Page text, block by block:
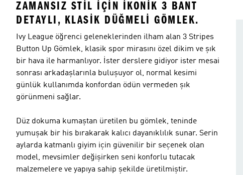
ZAMANSIZ STIL IÇIN IKONIK 3 BANT
DETAYLI, KLASIK DÜĞMELI GÖMLEK.
Ivy League öğrenci geleneklerinden ilham alan 3 Stripes
Button Up Gömlek, klasik spor mirasını özel dikim ve şık
bir hava ile harmanlıyor. İster derslere gidiyor ister mesai
sonrası arkadaşlarınla buluşuyor ol, normal kesimi
günlük kullanımda konfordan ödün vermeden şık
görünmeni sağlar.
Düz dokuma kumaştan üretilen bu gömlek, teninde
yumuşak bir his bırakarak kalıcı dayanıklılık sunar. Serin
aylarda katmanlı giyim için güvenilir bir seçenek olan
model, mevsimler değişirken seni konforlu tutacak
malzemelere ve yapıya sahip şekilde üretilmiştir.